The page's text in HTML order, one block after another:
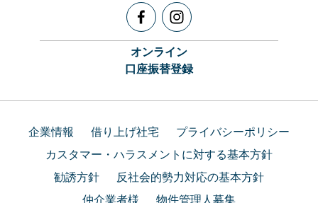
オンライン
口座振替登録
企業情報 借り上げ社宅
プライバシーポリシー
カスタマー・ハラスメントに対する基本方針
勧誘方針
反社会的勢力対応の基本方針
仲介業者様
物件管理人募集